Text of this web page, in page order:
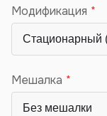
Модификация
Мешалка